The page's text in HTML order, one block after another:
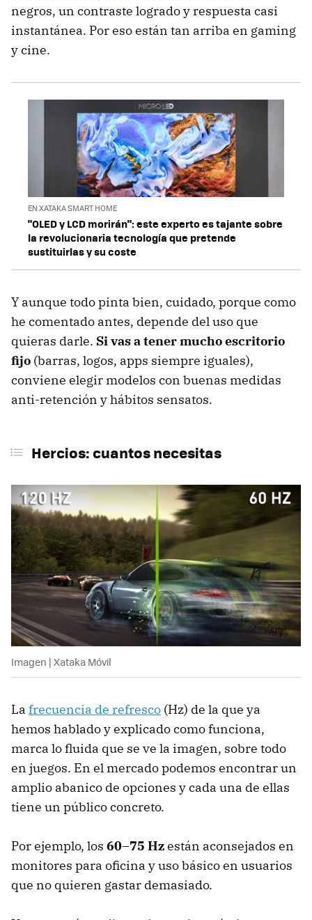
negros, un contraste logrado y respuesta casi
instantánea. Por eso están tan arriba en gaming
y cine.
EN XATAKA SMART HOME
"OLED y LCD morirán": este experto es tajante sobre
la revolucionaria tecnología que pretende
sustituirlas y su coste
Y aunque todo pinta bien, cuidado, porque como
he comentado antes, depende del uso que
quieras darle. Si vas a tenermucho escritorio
fijo (barras, logos, apps siempre iguales),
conviene elegir modelos con buenas medidas
anti-retención y hábitos sensatos.
Hercios: cuantos necesitas
Imagen | Xataka Móvil
La frecuencia de refresco (Hz) de la que ya
hemos hablado y explicado como funciona,
marca lo fluida que se ve la imagen, sobre todo
en juegos. En el mercado podemos encontrar un
amplio abanico de opciones y cada una de ellas
tiene un público concreto.
Por ejemplo, los 60–75 Hzestán aconsejados en
monitores para oficina y uso básico en usuarios
que no quieren gastar demasiado.